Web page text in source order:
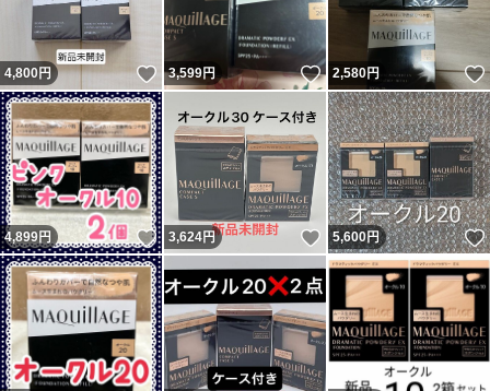
4,800円 いいね！
3,599円 いいね！
2,580円
4,899円 いいね！
3,624円 いいね！
5,600円